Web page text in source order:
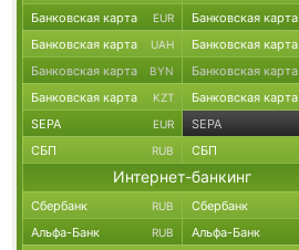
Банковская карта EUR Банковская карта
Банковская карта UAH Банковская карта
Банковская карта BYN Банковская карта
Банковская карта KZT Банковская карта
SEPA EUR SEPA
СБП RUB СБП
Интернет-банкинг
Сбербанк RUB Сбербанк
Альфа-Банк RUB Альфа-Банк